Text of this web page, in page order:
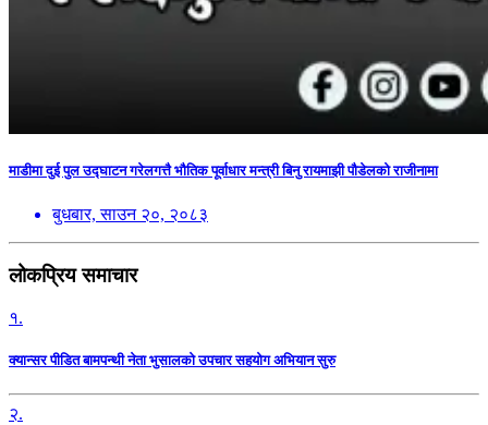
माडीमा दुई पुल उद्घाटन गरेलगत्तै भौतिक पूर्वाधार मन्त्री बिनु रायमाझी पौडेलको राजीनामा
बुधबार, साउन २०, २०८३
लोकप्रिय समाचार
१.
क्यान्सर पीडित बामपन्थी नेता भुसालकाे उपचार सहयोग अभियान सुरु
२.